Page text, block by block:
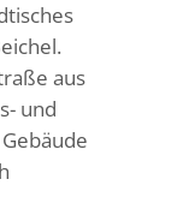
aus
und